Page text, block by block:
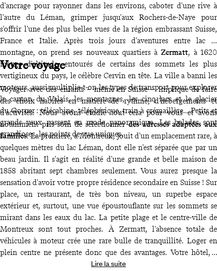
d'ancrage pour rayonner dans les environs, caboter d'une rive à
l'autre du Léman, grimper jusqu'aux Rochers-de-Naye pour
s'offrir l'une des plus belles vues de la région embrassant Suisse,
France et Italie. Après trois jours d'aventures entre lac et
montagne, on prend ses nouveaux quartiers à Zermatt, à 1620
mètres d'altitude, entourés de certains des sommets les plus
vertigineux du pays, le célèbre Cervin en tête. La ville a banni les
moteurs, aussi multiplie-t-on les types de transport pour explorer
le canton du Valais, les montagnes, les cinq lacs et le glacier
du Gorner : télécabine, téléphérique, train à crémaillère... Petits et
grands yeux passent en mode panoramique. Les balades sont
grandioses, les points de vue uniques.
Votre voyage
Voyager avec des enfants – même en Suisse – implique de faire
des choix habiles en matière de rythme, d'hébergements et
d'activités. Nous avons étudié tout cela pour vous et avons
notamment pris soin de sélectionnerdes adresses adaptées aux
familles. La première, à Montreux, jouit d'un emplacement rare, à
quelques mètres du lac Léman, dont elle n'est séparée que par un
beau jardin. Il s'agit en réalité d'une grande et belle maison de
1858 abritant sept chambres seulement. Vous aurez presque la
sensation d'avoir votre propre résidence secondaire en Suisse ! Sur
place, un restaurant, de très bon niveau, un superbe espace
extérieur et, surtout, une vue époustouflante sur les sommets se
mirant dans les eaux du lac. La petite plage et le centre-ville de
Montreux sont tout proches. À Zermatt, l'absence totale de
véhicules à moteur crée une rare bulle de tranquillité. Loger en
plein centre ne présente donc que des avantages. Votre hôtel, à
quelques pas de la rue principale, est chaleureux et facile à vivre.
Lire la suite